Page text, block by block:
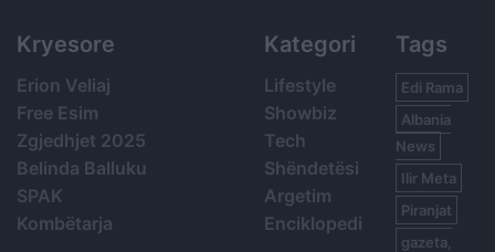
Kryesore
Erion Veliaj
Free Esim
Zgjedhjet 2025
Belinda Balluku
SPAK
Kombëtarja
Kategori
Lifestyle
Showbiz
Tech
Shëndetësi
Argetim
Enciklopedi
Tags
Edi Rama
Albania
News
Ilir Meta
Piranjat
gazeta,